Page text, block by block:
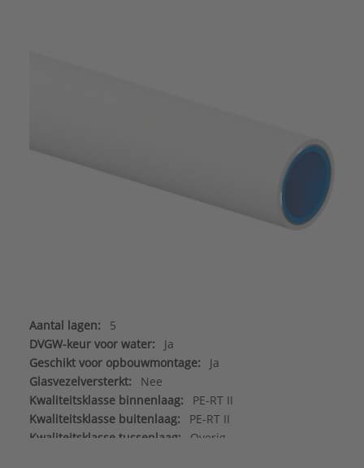
Aantal lagen:
5
DVGW-keur voor water:
Ja
Geschikt voor opbouwmontage:
Ja
Glasvezelversterkt:
Nee
Kwaliteitsklasse binnenlaag:
PE-RT II
Kwaliteitsklasse buitenlaag:
PE-RT II
Kwaliteitsklasse tussenlaag:
Overig